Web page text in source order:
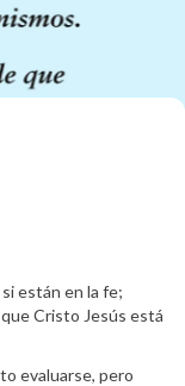
están en la fe;
Cristo Jesús está
evaluarse, pero